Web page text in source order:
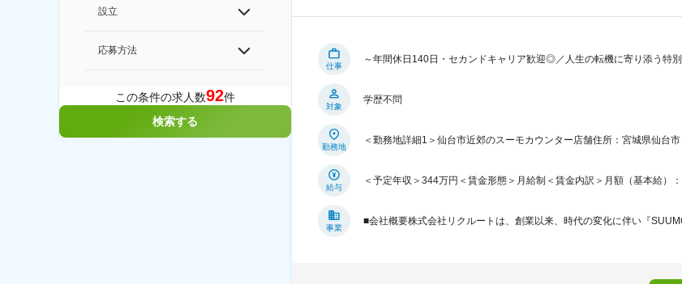
設立
応募方法
この条件の求人数92件
検索する
仕事
～年間休日140日・セカンドキャリア歓迎◎／人生の転機に寄り添う特
対象
学歴不問
勤務地
＜勤務地詳細1＞仙台市近郊のスーモカウンター店舗住所：宮城県仙台
給与
＜予定年収＞344万円＜賃金形態＞月給制＜賃金内訳＞月額（基本給）
事業
■会社概要株式会社リクルートは、創業以来、時代の変化に伴い『